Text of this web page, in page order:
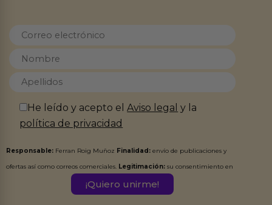
He leído y acepto elAviso legal y la
política de privacidad
Responsable: Ferran Roig Muñoz Finalidad: envío de publicaciones y
ofertas así como correos comerciales. Legitimación: su consentimiento en
Destinatarios:Ferran Roig Muñoz. Podrás ejercer tus